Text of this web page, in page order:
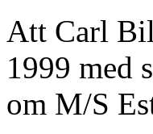
Att Carl
1999 med
om M/S